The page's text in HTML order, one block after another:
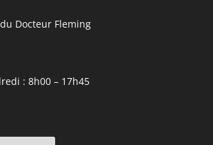
Docteur Fleming
: 8h00 – 17h45